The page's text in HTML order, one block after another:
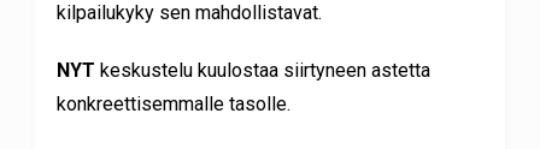
kilpailukyky sen mahdollistavat.
NYT keskustelu kuulostaa siirtyneen astetta
konkreettisemmalle tasolle.